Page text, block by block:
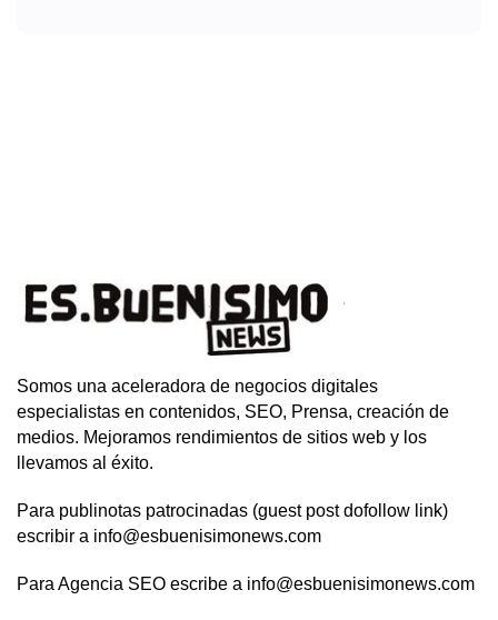
Somos una aceleradora de negocios digitales
especialistas en contenidos, SEO, Prensa, creación de
medios. Mejoramos rendimientos de sitios web y los
llevamos al éxito.
Para publinotas patrocinadas (guest post dofollow link)
escribir a info@esbuenisimonews.com
Para Agencia SEO escribe a info@esbuenisimonews.com